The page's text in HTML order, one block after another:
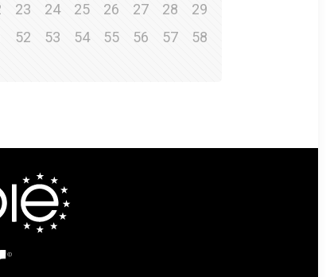
23 24 25 26 27 28
29
52 53 54 55 56 57
58